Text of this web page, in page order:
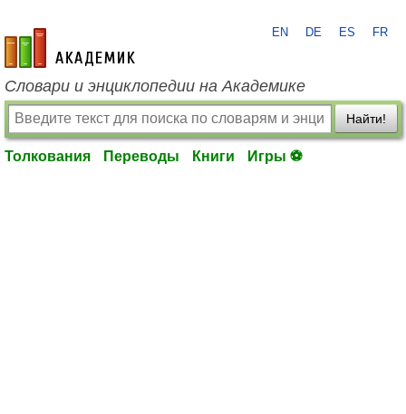
academic.ru
EN DE ES FR
Словари и энциклопедии на Академике
Найти!
Толкования Переводы Книги Игры ⚽